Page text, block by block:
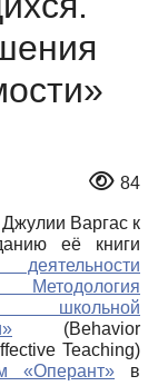
84
Варгас к
её книги
школьной
(Behavior
Teaching)
«Оперант» в